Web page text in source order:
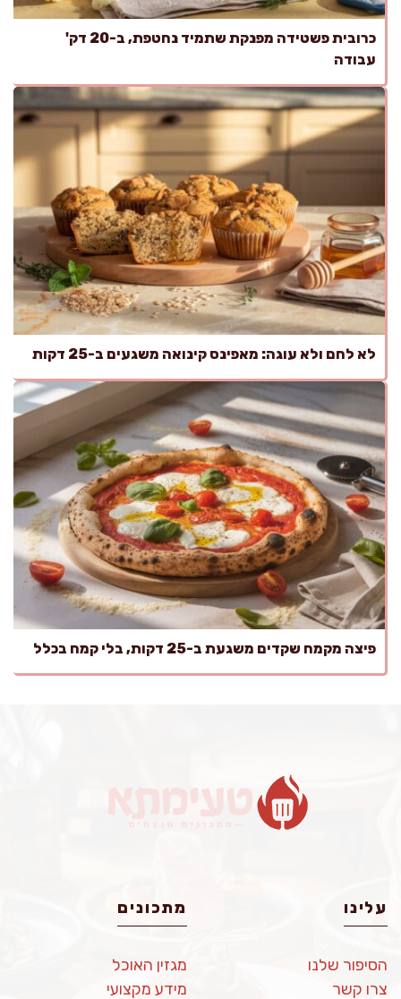
כרובית פשטידה מפנקת שתמיד נחטפת, ב-20 דק'
עבודה
לא לחם ולא עוגה: מאפינס קינואה משגעים ב-25 דקות
פיצה מקמח שקדים משגעת ב-25 דקות, בלי קמח בכלל
עלינו
הסיפור שלנו
צרו קשר
מתכונים
מגזין האוכל
מידע מקצועי